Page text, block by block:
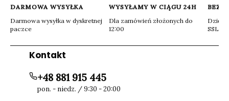
DARMOWA WYSYŁKA
Darmowa wysyłka w dyskretnej
paczce
WYSYŁAMY W CIĄGU 24H
Dla zamówień złożonych do
12:00
Dzięki
SSL
Kontakt
+48 881 915 445
pon. - niedz. / 9:30 - 20:00